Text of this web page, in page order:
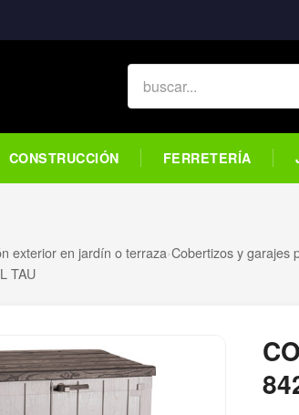
CONSTRUCCIÓN FERRETERÍA
exterior en jardín o terraza›Cobertizos y garajes
TAU